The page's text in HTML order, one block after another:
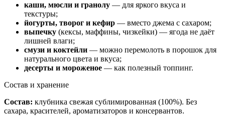
каши, мюсли и гранолу — для яркого вкуса и
текстуры;
йогурты, творог и кефир — вместо джема с сахаром;
выпечку (кексы, маффины, чизкейки) — ягода не даёт
лишней влаги;
смузи и коктейли — можно перемолоть в порошок для
натурального цвета и вкуса;
десерты и мороженое — как полезный топпинг.
Состав и хранение
Состав: клубника свежая сублимированная (100%). Без
сахара, красителей, ароматизаторов и консервантов.